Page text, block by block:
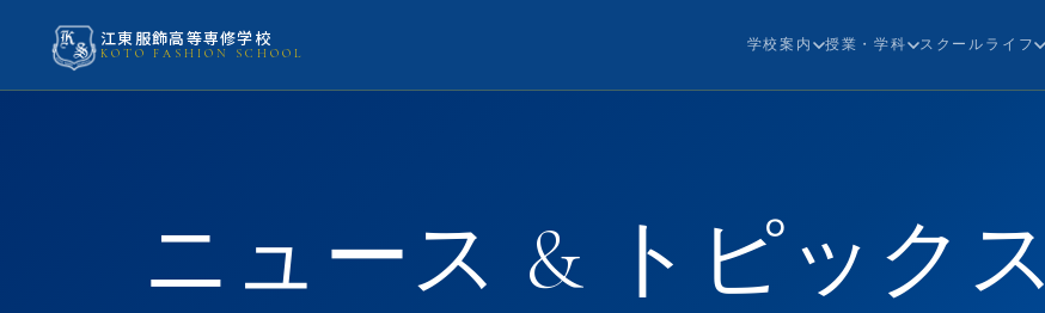
江東服飾高等専修学校
KOTO FASHION SCHOOL
学校案内 授業・学科 スクールライフ
ニュース & トピックス